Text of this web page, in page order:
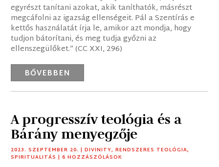
egyrészt tanítani azokat, akik taníthatók, másrészt
megcáfolni az igazság ellenségeit. Pál a Szentírás e
kettős használatát írja le, amikor azt mondja, hogy
tudjon bátorítani, és meg tudja győzni az
ellenszegülőket.” (CC XXI, 296)
BŐVEBBEN
A progresszív teológia és a
Bárány menyegzője
2023. SZEPTEMBER 20. |DIVINITY,RENDSZERES TEOLÓGIA,
SPIRITUALITÁS | 6 HOZZÁSZÓLÁSOK